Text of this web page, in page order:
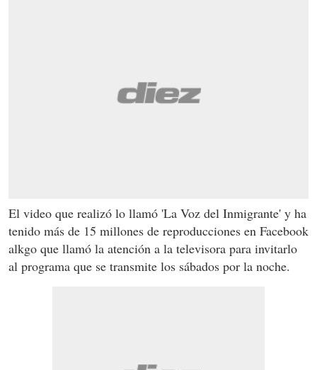
El video que realizó lo llamó 'La Voz del Inmigrante' y ha
tenido más de 15 millones de reproducciones en Facebook
alkgo que llamó la atención a la televisora para invitarlo
al programa que se transmite los sábados por la noche.